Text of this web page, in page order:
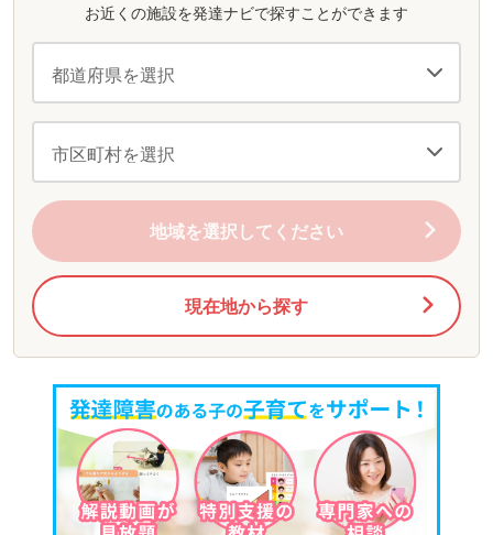
お近くの施設を発達ナビで探すことができます
地域を選択してください
現在地から探す